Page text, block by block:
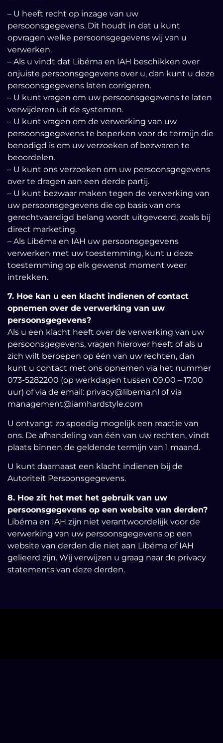
– U heeft recht op inzage van uw
persoonsgegevens. Dit houdt in dat u kunt
opvragen welke persoonsgegevens wij van u
verwerken.
– Als u vindt dat Libéma en IAH beschikken over
onjuiste persoonsgegevens over u, dan kunt u deze
persoonsgegevens laten corrigeren.
– U kunt vragen om uw persoonsgegevens te laten
verwijderen uit de systemen.
– U kunt vragen om de verwerking van uw
persoonsgegevens te beperken voor de termijn die
benodigd is om uw verzoeken of bezwaren te
beoordelen.
– U kunt ons verzoeken om uw persoonsgegevens
over te dragen aan een derde partij.
– U kunt bezwaar maken tegen de verwerking van
uw persoonsgegevens die op basis van ons
gerechtvaardigd belang wordt uitgevoerd, zoals bij
direct marketing.
– Als Libéma en IAH uw persoonsgegevens
verwerken met uw toestemming, kunt u deze
toestemming op elk gewenst moment weer
intrekken.
7. Hoe kan u een klacht indienen of contact
opnemen over de verwerking van uw
persoonsgegevens?
Als u een klacht heeft over de verwerking van uw
persoonsgegevens, vragen hierover heeft of als u
zich wilt beroepen op één van uw rechten, dan
kunt u contact met ons opnemen via het nummer
073-5282200 (op werkdagen tussen 09.00 – 17.00
uur) of via de email: privacy@libema.nl of via
management@iamhardstyle.com
U ontvangt zo spoedig mogelijk een reactie van
ons. De afhandeling van één van uw rechten, vindt
plaats binnen de geldende termijn van 1 maand.
U kunt daarnaast een klacht indienen bij de
Autoriteit Persoonsgegevens.
8. Hoe zit het met het gebruik van uw
persoonsgegevens op een website van derden?
Libéma en IAH zijn niet verantwoordelijk voor de
verwerking van uw persoonsgegevens op een
website van derden die niet aan Libéma of IAH
gelieerd zijn. Wij verwijzen u graag naar de privacy
statements van deze derden.